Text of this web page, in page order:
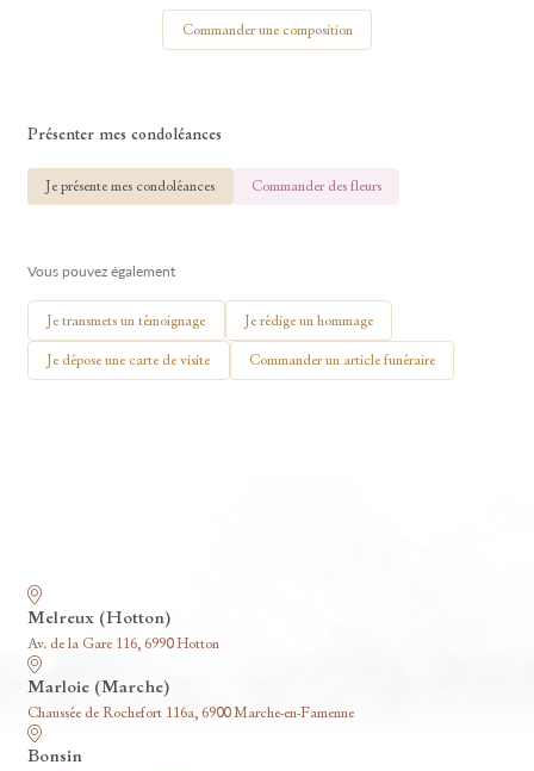
Votre prénom
Votre nom
Commander une composition
Présenter mes condoléances
Je présente mes condoléances Commander des fleurs
Vous pouvez également
Je transmets un témoignage Je rédige un hommage
Je dépose une carte de visite Commander un article funéraire
Melreux (Hotton)
Av. de la Gare 116, 6990 Hotton
Marloie (Marche)
Chaussée de Rochefort 116a, 6900 Marche-en-Famenne
Bonsin